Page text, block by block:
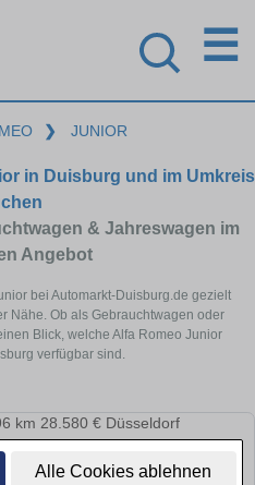
Alle Cookies ablehnen
☰
❯ JUNIOR
in Duisburg und im Umkreis
& Jahreswagen im
Angebot
bei Automarkt-Duisburg.de gezielt
Nähe. Ob als Gebrauchtwagen oder
Blick, welche Alfa Romeo Junior
verfügbar sind.